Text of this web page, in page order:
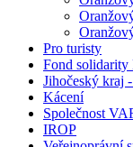
Pro turisty
Fond solidarity
Jihočeský kraj
Kácení
Společnost
IROP